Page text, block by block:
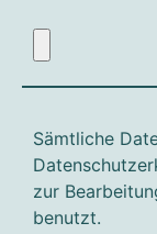
Sämtliche
zur
benutzt.